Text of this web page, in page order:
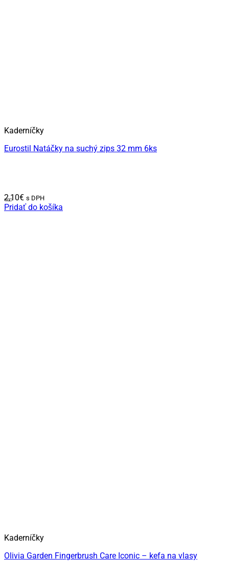
Kaderníčky
Eurostil Natáčky na suchý zips 32 mm 6ks
2,10€ s DPH
Pridať do košíka
Kaderníčky
Olivia Garden Fingerbrush Care Iconic – kefa na vlasy